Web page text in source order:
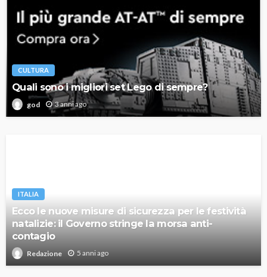
CULTURA
Quali sono i migliori set Lego di sempre?
god 3 anni ago
ITALIA
Ecco le nuove misure di sicurezza per le festività
natalizie: il Governo stringe la morsa anti-
contagio
Redazione 5 anni ago